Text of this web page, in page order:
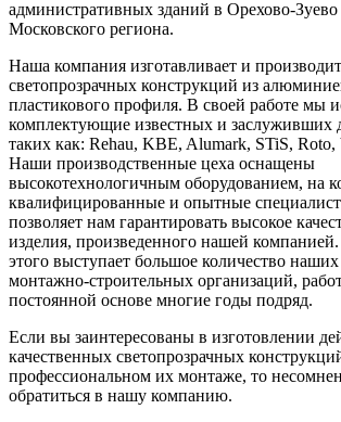
административных зданий в Орехово-
Московского региона.
Наша компания изготавливает и
светопрозрачных конструкций из
пластикового профиля. В своей работе мы
комплектующие известных и заслуживших
таких как: Rehau, KBE, Alumark, STiS, Roto,
Наши производственные цеха оснащены
высокотехнологичным оборудованием, на
квалифицированные и опытные
позволяет нам гарантировать высокое
изделия, произведенного нашей
этого выступает большое количество
монтажно-строительных организаций,
постоянной основе многие годы подряд.
Если вы заинтересованы в изготовлении
качественных светопрозрачных
профессиональном их монтаже, то
обратиться в нашу компанию.